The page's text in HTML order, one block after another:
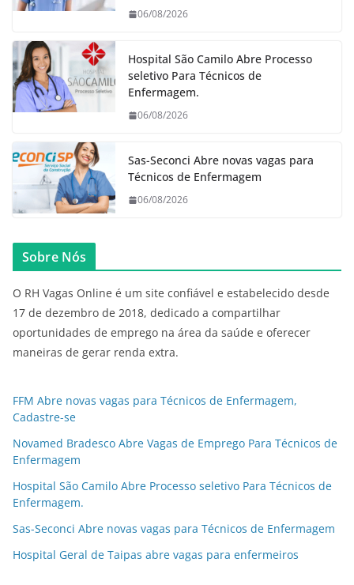
06/08/2026
Hospital São Camilo Abre Processo
seletivo Para Técnicos de
Enfermagem.
06/08/2026
Sas-Seconci Abre novas vagas para
Técnicos de Enfermagem
06/08/2026
Sobre Nós
O RH Vagas Online é um site confiável e estabelecido desde
17 de dezembro de 2018, dedicado a compartilhar
oportunidades de emprego na área da saúde e oferecer
maneiras de gerar renda extra.
FFM Abre novas vagas para Técnicos de Enfermagem,
Cadastre-se
Novamed Bradesco Abre Vagas de Emprego Para Técnicos de
Enfermagem
Hospital São Camilo Abre Processo seletivo Para Técnicos de
Enfermagem.
Sas-Seconci Abre novas vagas para Técnicos de Enfermagem
Hospital Geral de Taipas abre vagas para enfermeiros